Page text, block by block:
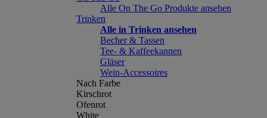
Alle On The Go Produkte ansehen
Trinken
Alle in Trinken ansehen
Becher & Tassen
Tee- & Kaffeekannen
Gläser
Wein-Accessoires
Nach Farbe
Kirschrot
Ofenrot
White